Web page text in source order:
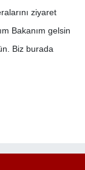
ziyaret
Bakanım gelsin
Biz burada